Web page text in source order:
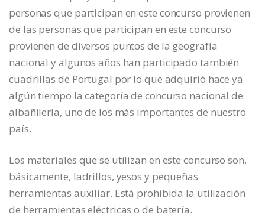
personas que participan en este concurso provienen
de las personas que participan en este concurso
provienen de diversos puntos de la geografía
nacional y algunos años han participado también
cuadrillas de Portugal por lo que adquirió hace ya
algún tiempo la categoría de concurso nacional de
albañilería, uno de los más importantes de nuestro
país.
Los materiales que se utilizan en este concurso son,
básicamente, ladrillos, yesos y pequeñas
herramientas auxiliar. Está prohibida la utilización
de herramientas eléctricas o de batería.